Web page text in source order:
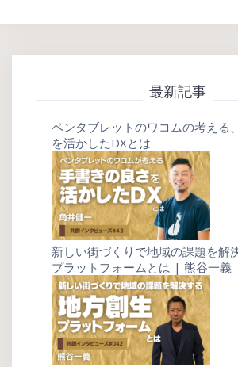
最新記事
ペンタブレットのワコムの考える
を活かしたDXとは
新しい街づくりで地域の課題を解
プラットフォームとは | 熊谷一義